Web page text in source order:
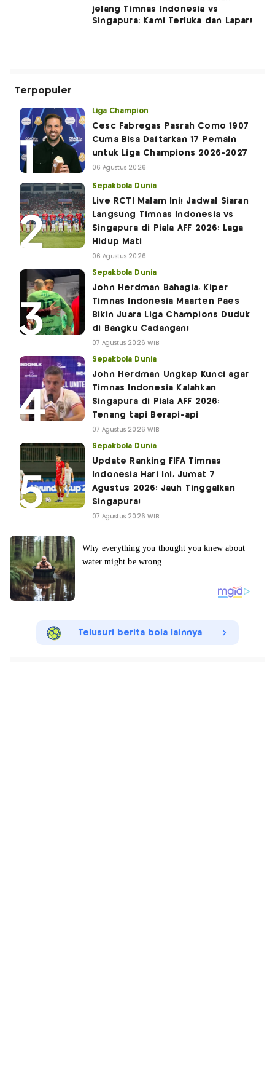
jelang Timnas Indonesia vs
Singapura: Kami Terluka dan Lapar!
Terpopuler
Liga Champion
Cesc Fabregas Pasrah Como 1907
Cuma Bisa Daftarkan 17 Pemain
untuk Liga Champions 2026-2027
06 Agustus 2026
Sepakbola Dunia
Live RCTI Malam Ini! Jadwal Siaran
Langsung Timnas Indonesia vs
Singapura di Piala AFF 2026: Laga
Hidup Mati
06 Agustus 2026
Sepakbola Dunia
John Herdman Bahagia, Kiper
Timnas Indonesia Maarten Paes
Bikin Juara Liga Champions Duduk
di Bangku Cadangan!
07 Agustus 2026 WIB
Sepakbola Dunia
John Herdman Ungkap Kunci agar
Timnas Indonesia Kalahkan
Singapura di Piala AFF 2026:
Tenang tapi Berapi-api
07 Agustus 2026 WIB
Sepakbola Dunia
Update Ranking FIFA Timnas
Indonesia Hari Ini, Jumat 7
Agustus 2026: Jauh Tinggalkan
Singapura!
07 Agustus 2026 WIB
Telusuri berita bola lainnya